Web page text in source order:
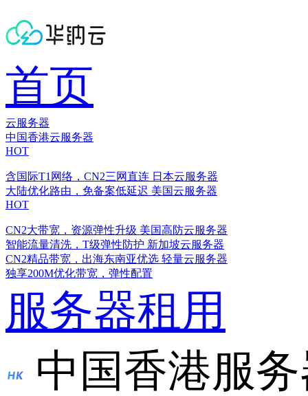
首页
云服务器
中国香港云服务器
HOT
含国际T1网络，CN2三网直连 日本云服务器
大陆优化路由，免备案低延迟 美国云服务器
HOT
CN2大带宽，资源弹性升级 美国高防云服务器
智能流量清洗，T级弹性防护 新加坡云服务器
CN2精品带宽，出海东南亚优选 轻量云服务器
独享200M优化带宽，弹性配置
服务器租用
中国香港服